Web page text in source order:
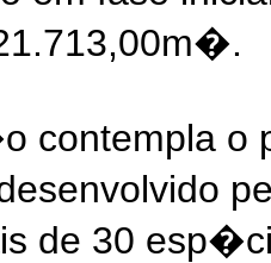
contempla o
de 30